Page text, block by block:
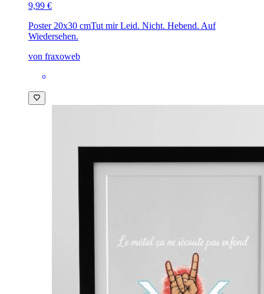
9,99 €
Poster 20x30 cmTut mir Leid. Nicht. Hebend. Auf
Wiedersehen.
von fraxoweb